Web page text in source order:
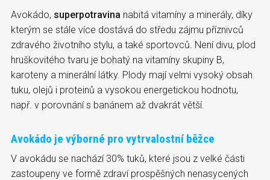
Avokádo, superpotravina nabitá vitamíny a minerály, díky
kterým se stále více dostává do středu zájmu příznivců
zdravého životního stylu, a také sportovců. Není divu, plod
hruškovitého tvaru je bohatý na vitamíny skupiny B,
karoteny a minerální látky. Plody mají velmi vysoký obsah
tuku, olejů i proteinů a vysokou energetickou hodnotu,
např. v porovnání s banánem až dvakrát větší.
Avokádo je výborné pro vytrvalostní běžce
V avokádu se nachází 30% tuků, které jsou z velké části
zastoupeny ve formě zdraví prospěšných nenasycených